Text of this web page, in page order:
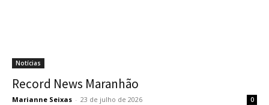
Notícias
Record News Maranhão
Marianne Seixas - 23 de julho de 2026 0